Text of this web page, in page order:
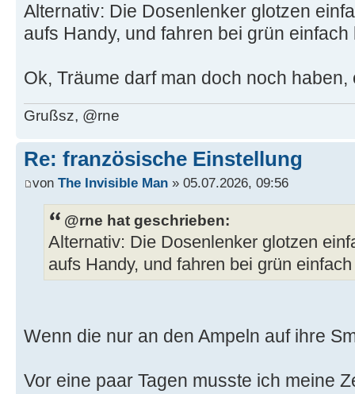
Alternativ: Die Dosenlenker glotzen
aufs Handy, und fahren bei grün einfach
Ok, Träume darf man doch noch haben,
Grußsz, @rne
Re: französische Einstellung
von The Invisible Man » 05.07.2026, 09:56
@rne hat geschrieben:
Alternativ: Die Dosenlenker glotzen
aufs Handy, und fahren bei grün
Wenn die nur an den Ampeln auf ihre
Vor eine paar Tagen musste ich meine